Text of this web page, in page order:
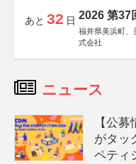
あと 32 日 2026 第37
福井県美浜町、
式会社
ニュース
【公
がタッ
ペティ